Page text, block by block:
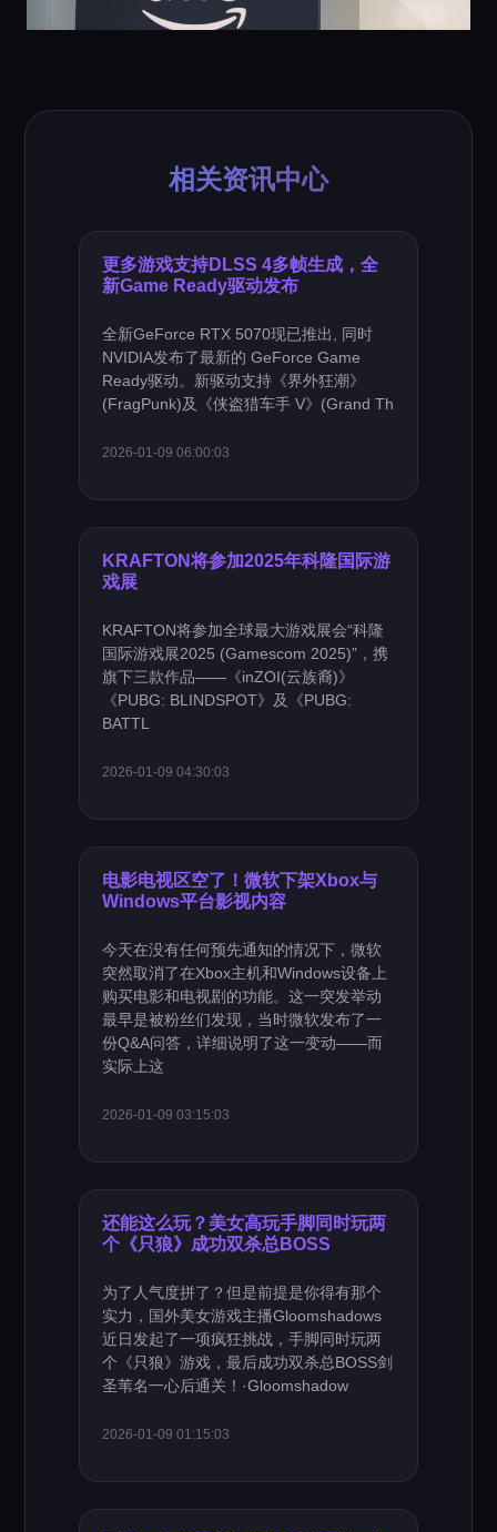
相关资讯中心
更多游戏支持DLSS 4多帧生成，全
新Game Ready驱动发布
全新GeForce RTX 5070现已推出, 同时
NVIDIA发布了最新的 GeForce Game
Ready驱动。新驱动支持《界外狂潮》
(FragPunk)及《侠盗猎车手 V》(Grand Th
2026-01-09 06:00:03
KRAFTON将参加2025年科隆国际游
戏展
KRAFTON将参加全球最大游戏展会“科隆
国际游戏展2025 (Gamescom 2025)”，携
旗下三款作品——《inZOI(云族裔)》
《PUBG: BLINDSPOT》及《PUBG:
BATTL
2026-01-09 04:30:03
电影电视区空了！微软下架Xbox与
Windows平台影视内容
今天在没有任何预先通知的情况下，微软
突然取消了在Xbox主机和Windows设备上
购买电影和电视剧的功能。这一突发举动
最早是被粉丝们发现，当时微软发布了一
份Q&A问答，详细说明了这一变动——而
实际上这
2026-01-09 03:15:03
还能这么玩？美女高玩手脚同时玩两
个《只狼》成功双杀总BOSS
为了人气度拼了？但是前提是你得有那个
实力，国外美女游戏主播Gloomshadows
近日发起了一项疯狂挑战，手脚同时玩两
个《只狼》游戏，最后成功双杀总BOSS剑
圣苇名一心后通关！·Gloomshadow
2026-01-09 01:15:03